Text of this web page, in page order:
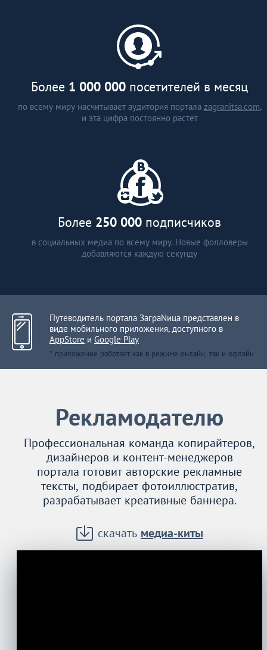
аналитические статьи
интервью с экспертами
Более 1 000 000 посетителей в месяц
по всему миру насчитывает аудитория портала zagranitsa.com,
и эта цифра постоянно растет
Более 250 000 подписчиков
в социальных медиа по всему миру. Новые фолловеры
добавляются каждую секунду
Путеводитель портала ЗаграNица представлен в
виде мобильного приложения, доступного в
AppStore и Google Play
* приложение работает как в режиме онлайн, так и офлайн
Рекламодателю
Профессиональная команда копирайтеров,
дизайнеров и контент-менеджеров
портала готовит авторские рекламные
тексты, подбирает фотоиллюстратив,
разрабатывает креативные баннера.
скачать медиа-киты